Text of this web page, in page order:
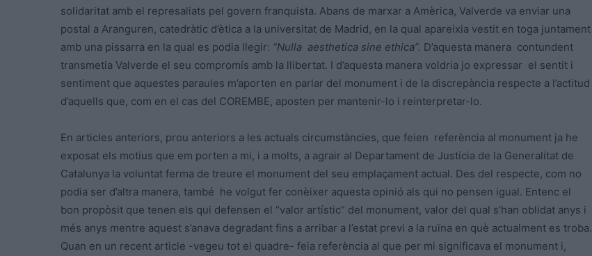
solidaritat amb el represaliats pel govern franquista. Abans de marxar a Amèrica, Valverde va enviar una
postal a Aranguren, catedràtic d’ètica a la universitat de Madrid, en la qual apareixia vestit en toga juntament
amb una pissarra en la qual es podia llegir: “Nulla aesthetica sine ethica”. D’aquesta manera contundent
transmetia Valverde el seu compromís amb la llibertat. I d’aquesta manera voldria jo expressar el sentit i
sentiment que aquestes paraules m’aporten en parlar del monument i de la discrepància respecte a l’actitud
d’aquells que, com en el cas del COREMBE, aposten per mantenir-lo i reinterpretar-lo.
En articles anteriors, prou anteriors a les actuals circumstàncies, que feien referència al monument ja he
exposat els motius que em porten a mi, i a molts, a agrair al Departament de Justícia de la Generalitat de
Catalunya la voluntat ferma de treure el monument del seu emplaçament actual. Des del respecte, com no
podia ser d’altra manera, també he volgut fer conèixer aquesta opinió als qui no pensen igual. Entenc el
bon propòsit que tenen els qui defensen el “valor artístic” del monument, valor del qual s’han oblidat anys i
més anys mentre aquest s’anava degradant fins a arribar a l’estat previ a la ruïna en què actualment es troba.
Quan en un recent article -vegeu tot el quadre- feia referència al que per mi significava el monument i,